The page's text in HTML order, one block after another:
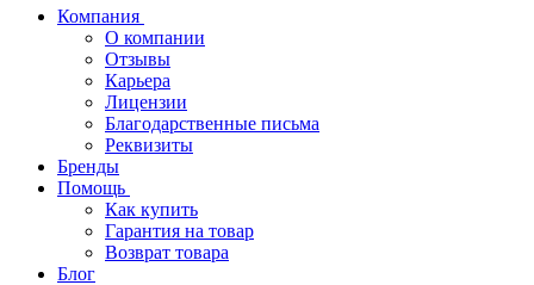
Компания
О компании
Отзывы
Карьера
Лицензии
Благодарственные письма
Реквизиты
Бренды
Помощь
Как купить
Гарантия на товар
Возврат товара
Блог